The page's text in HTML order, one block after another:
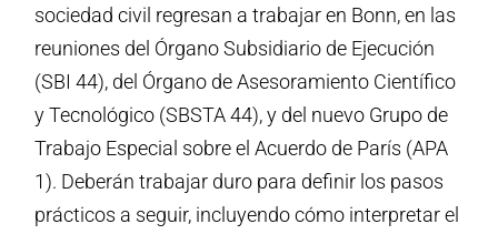
sociedad civil regresan a trabajar en Bonn, en las
reuniones del Órgano Subsidiario de Ejecución
(SBI 44), del Órgano de Asesoramiento Científico
y Tecnológico (SBSTA 44), y del nuevo Grupo de
Trabajo Especial sobre el Acuerdo de París (APA
1). Deberán trabajar duro para definir los pasos
prácticos a seguir, incluyendo cómo interpretar el